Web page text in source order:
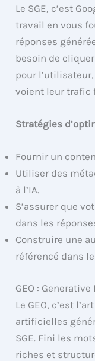
Le SGE, c’est
travail en vous
réponses
besoin de
pour
voient leur trafic
Stratégies
Fournir un
Utiliser des
à l’IA.
S’assurer que
dans les
Construire une
référencé dans
GEO :
Le GEO, c’est
artificielles
SGE. Fini les
riches et